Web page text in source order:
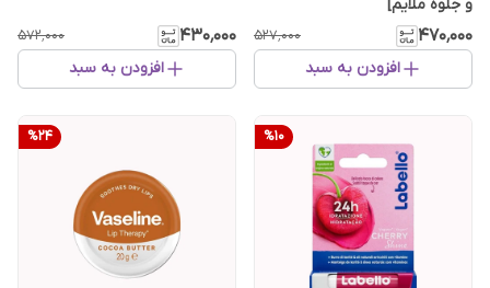
و جلوه ملایم]
۴۷۰٬۰۰۰ ۵۲۷٬۰۰۰
افزودن به سبد
۴۳۰٬۰۰۰ ۵۷۲٬۰۰۰
افزودن به سبد
%10
%24